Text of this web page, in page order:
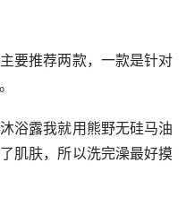
要推荐两款，一款是针对
浴露我就用熊野无硅马油
肌肤，所以洗完澡最好摸